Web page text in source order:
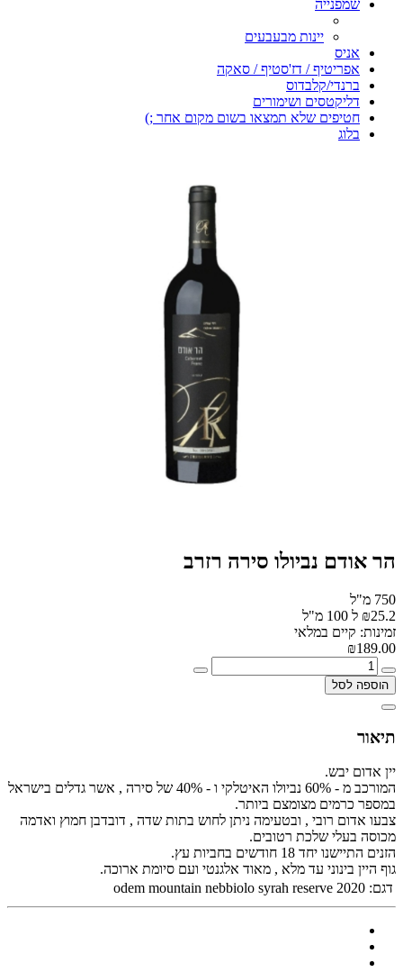
שמפנייה
יינות מבעבעים
אניס
אפריטיף / דז'סטיף / סאקה
ברנדי/קלבדוס
דליקטסים ושימורים
חטיפים שלא תמצאו בשום מקום אחר ;)
בלוג
הר אודם נביולו סירה רזרב
750 מ"ל
₪25.2 ל 100 מ"ל
זמינות: קיים במלאי
₪189.00
הוספה לסל
תיאור
יין אדום יבש.
המורכב מ - 60% נביולו האיטלקי ו - 40% של סירה , אשר גדלים בישראל
במספר כרמים מצומצם ביותר.
צבעו אדום רובי , ובטעימה ניתן לחוש בתות שדה , דובדבן חמוץ ואדמה
מכוסה בעלי שלכת רטובים.
הזנים התיישנו יחד 18 חודשים בחביות עץ.
גוף היין בינוני עד מלא , מאוד אלגנטי ועם סיומת ארוכה.
דגם: odem mountain nebbiolo syrah reserve 2020